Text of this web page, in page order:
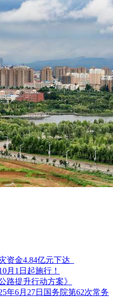
资金4.84亿元下达
月1日起施行！
路提升行动方案》
年6月27日国务院第62次常务